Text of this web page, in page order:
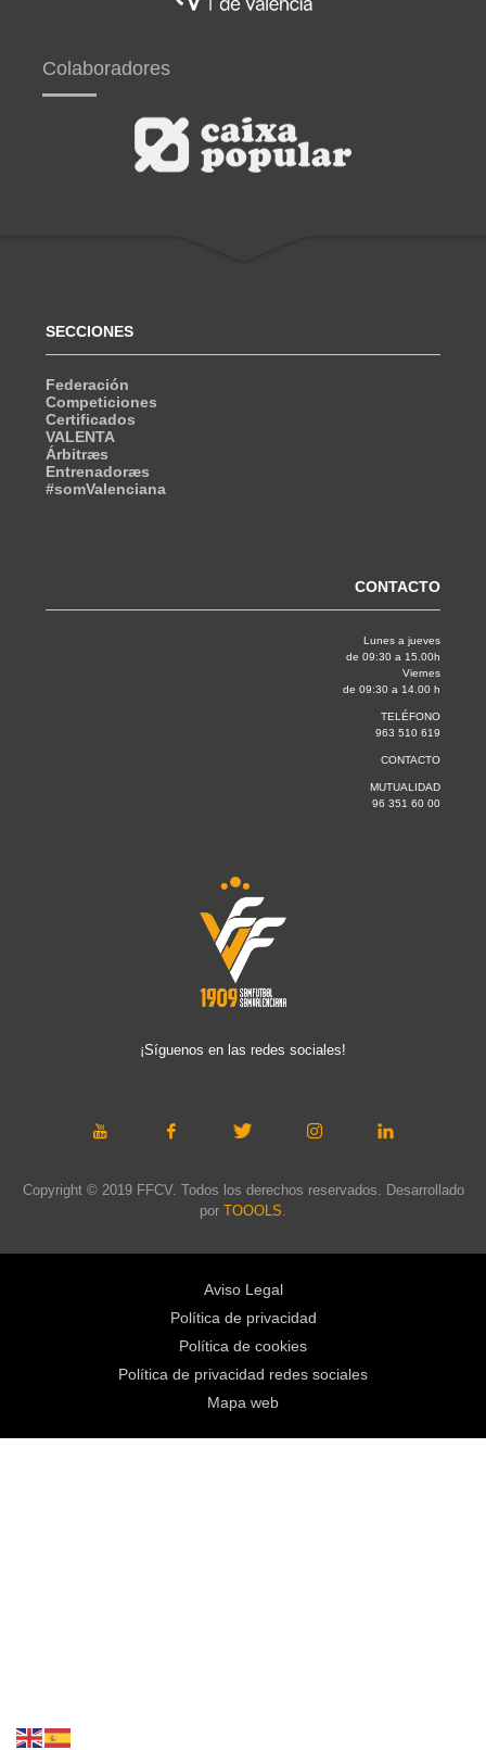
Colaboradores
SECCIONES
Federación
Competiciones
Certificados
VALENTA
Árbitræs
Entrenadoræs
#somValenciana
CONTACTO
Lunes a jueves
de 09:30 a 15.00h
Viernes
de 09:30 a 14.00 h
TELÉFONO
963 510 619
CONTACTO
MUTUALIDAD
96 351 60 00
¡Síguenos en las redes sociales!
Copyright © 2019 FFCV. Todos los derechos reservados. Desarrollado
por TOOOLS.
Aviso Legal
Política de privacidad
Política de cookies
Política de privacidad redes sociales
Mapa web